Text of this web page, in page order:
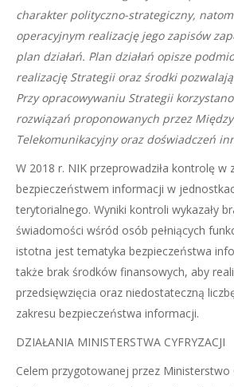
charakter polityczno-strategiczny,
operacyjnym realizację jego zapisów
plan działań. Plan działań opisze
realizację Strategii oraz środki
Przy opracowywaniu Strategii
rozwiązań proponowanych przez
Telekomunikacyjny oraz doświadczeń
W 2018 r. NIK przeprowadziła kontrolę w
bezpieczeństwem informacji w
terytorialnego. Wyniki kontroli wykazały
świadomości wśród osób pełniących
istotna jest tematyka bezpieczeństwa
także brak środków finansowych, aby
przedsięwzięcia oraz niedostateczną
zakresu bezpieczeństwa informacji.
DZIAŁANIA MINISTERSTWA CYFRYZACJI
Celem przygotowanej przez Ministerstwo